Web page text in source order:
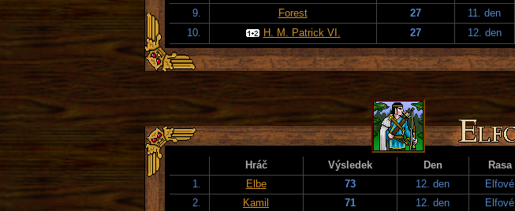
9.
Forest 27 11. den
10.
H. M. Patrick VI. 27 12. den
Hráč Výsledek Den Rasa
1.
Elbe 73 12. den Elfové
2.
Kamil 71 12. den Elfové